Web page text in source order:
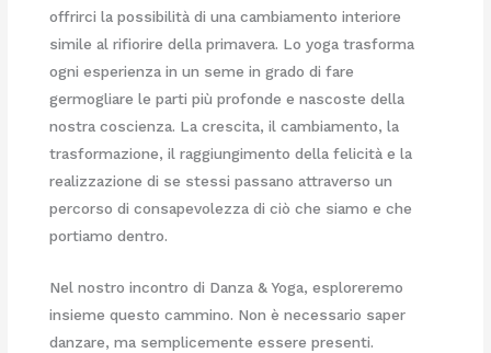
offrirci la possibilità di una cambiamento interiore
simile al rifiorire della primavera. Lo yoga trasforma
ogni esperienza in un seme in grado di fare
germogliare le parti più profonde e nascoste della
nostra coscienza. La crescita, il cambiamento, la
trasformazione, il raggiungimento della felicità e la
realizzazione di se stessi passano attraverso un
percorso di consapevolezza di ciò che siamo e che
portiamo dentro.
Nel nostro incontro di Danza & Yoga, esploreremo
insieme questo cammino. Non è necessario saper
danzare, ma semplicemente essere presenti.